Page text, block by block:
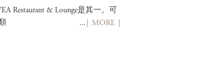
Restaurant & Lounge是其一。可
... MORE